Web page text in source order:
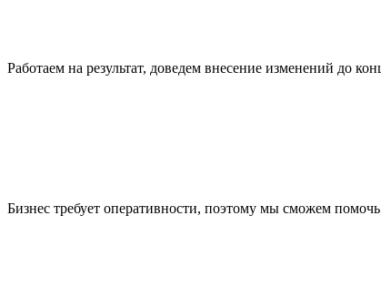
Работаем на результат, доведем внесение изменений до
Бизнес требует оперативности, поэтому мы сможем